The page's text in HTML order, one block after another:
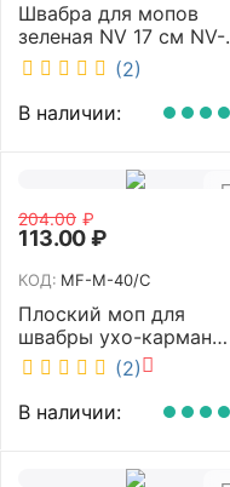
Швабра для мопов
зеленая NV 17 см NV-
MOP107G (2)
В наличии:
204.00 ₽
113.00₽
КОД: MF-M-40/C
Плоский моп для
швабры ухо-карман
белый 40 см NV MF-M-
40/C
(2)
В наличии: